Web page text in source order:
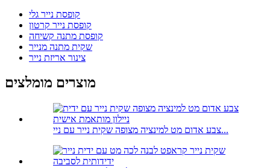
קופסת נייר גלי
קופסת נייר קרטון
קופסת מתנה קשיחה
שקית מתנה מנייר
צינור אריזת נייר
מוצרים מומלצים
צבע אדום מט למינציה מצופה שקית נייר עם ניי...